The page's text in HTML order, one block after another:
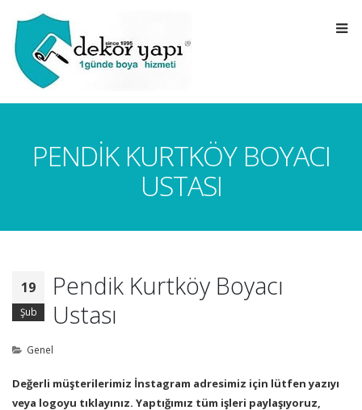
PENDIK KURTKÖY BOYACI
USTASI
19
Şub
Pendik Kurtköy Boyacı
Ustası
Genel
Değerli müşterilerimiz İnstagram adresimiz için lütfen yazıyı
veya logoyu tıklayınız. Yaptığımız tüm işleri paylaşıyoruz,